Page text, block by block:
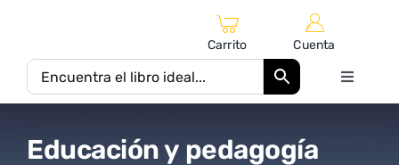
Carrito Cuenta
Toggle
Educación y pedagogía